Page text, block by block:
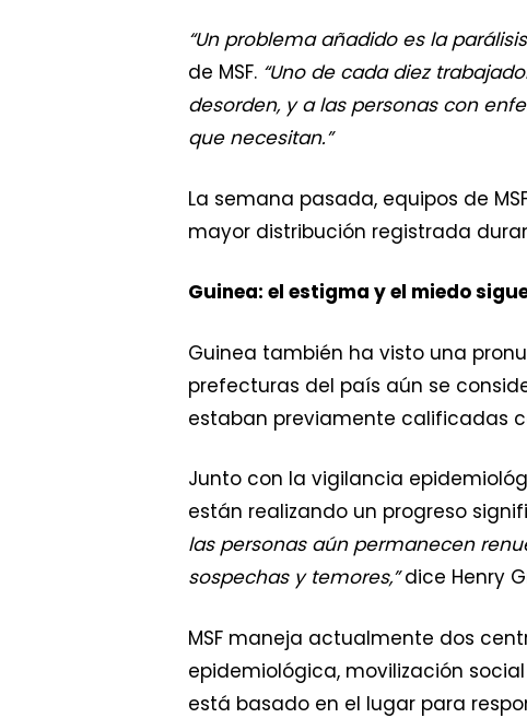
“Un problema añadido es la
de MSF. “Uno de cada diez
desorden, y a las personas con
que necesitan.”
La semana pasada, equipos de
mayor distribución registrada
Guinea: el estigma y el miedo
Guinea también ha visto una
prefecturas del país aún se
estaban previamente calificadas
Junto con la vigilancia
están realizando un progreso
las personas aún permanecen
sospechas y temores,”dice Henry
MSF maneja actualmente dos
epidemiológica, movilización
está basado en el lugar para